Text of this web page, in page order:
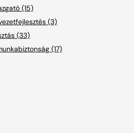
(15)
(3)
(33)
(17)